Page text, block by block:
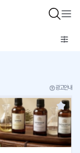
광고안내